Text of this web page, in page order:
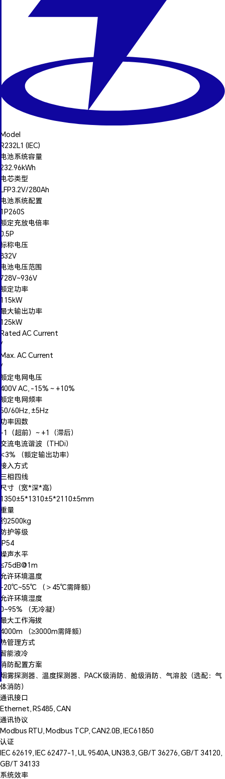
Model
R232L1 (IEC)
电池系统容量
232.96kWh
电芯类型
LFP3.2V/280Ah
电池系统配置
1P260S
额定充放电倍率
0.5P
标称电压
832V
电池电压范围
728V~936V
额定功率
115kW
最大输出功率
125kW
Rated AC Current
/
Max. AC Current
/
额定电网电压
400V AC, -15% ~ +10%
额定电网频率
50/60Hz, ±5Hz
功率因数
‑1（超前）~ +1（滞后）
交流电流谐波（THDi）
<3% （额定输出功率）
接入方式
三相四线
尺寸（宽*深*高）
1350±5*1310±5*2110±5mm
重量
约2500kg
防护等级
IP54
噪声水平
≤75dB@1m
允许环境温度
-20℃~55℃ （＞45℃需降额）
允许环境湿度
0~95% （无冷凝）
最大工作海拔
4000m （≥3000m需降额）
热管理方式
智能液冷
消防配置方案
烟雾探测器、温度探测器、PACK级消防、舱级消防、气溶胶（选配：气
体消防）
通讯接口
Ethernet, RS485, CAN
通讯协议
Modbus RTU, Modbus TCP, CAN2.0B, IEC61850
认证
IEC 62619, IEC 62477-1, UL 9540A, UN38.3, GB/T 36276, GB/T 34120,
GB/T 34133
系统效率